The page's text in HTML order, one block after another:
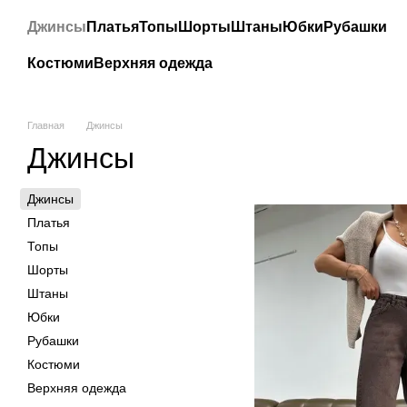
Джинсы ПлатьяТопы Шорты Штаны Юбки Рубашки
Костюми Верхняя одежда
Главная Джинсы
Джинсы
Джинсы
Платья
Топы
Шорты
Штаны
Юбки
Рубашки
Костюми
Верхняя одежда